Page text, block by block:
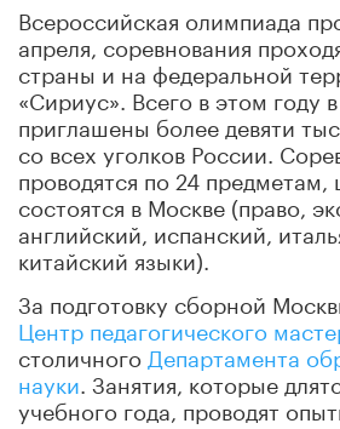
Всероссийская олимпиада
апреля, соревнования
страны и на федеральной
«Сириус». Всего в этом году
приглашены более девяти
со всех уголков России.
проводятся по 24
состоятся в Москве (право,
английский, испанский,
китайский языки).
За подготовку сборной
Центр педагогического
столичного Департамента
науки . Занятия, которые
учебного года, проводят